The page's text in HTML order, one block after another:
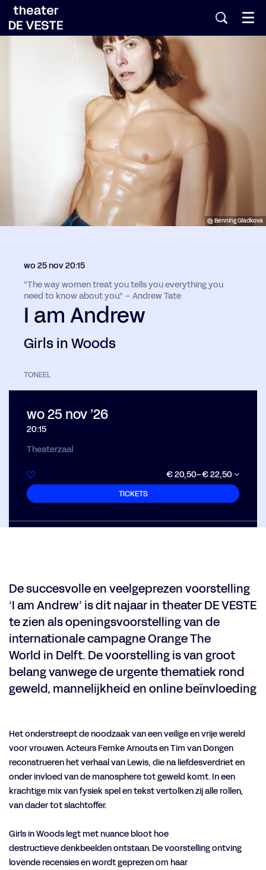
Menu
@ Benning Gladkova
I am Andrew
Girls in Woods
“The way women treat you tells you everything you
need to know about you.” – Andrew Tate
wo 25 nov20:15
TONEEL
wo 25 nov ’26
20:15
Theaterzaal
€ 20,50–€ 22,50
TICKETS
De succesvolle en veelgeprezen voorstelling
‘I am Andrew’ is dit najaar in theater DE VESTE
te zien als openingsvoorstelling van de
internationale campagne Orange The
World in Delft. De voorstelling is van groot
belang vanwege de urgente thematiek rond
geweld, mannelijkheid en online beïnvloeding
Het onderstreept de noodzaak van een veilige en vrije wereld
voor vrouwen. Acteurs Femke Arnouts en Tim van Dongen
reconstrueren het verhaal van Lewis, die na liefdesverdriet en
onder invloed van de manosphere tot geweld komt. In een
krachtige mix van fysiek spel en tekst vertolken zij alle rollen,
van dader tot slachtoffer.
Girls in Woods legt met nuance bloot hoe
destructieve denkbeelden ontstaan. De voorstelling ontving
lovende recensies en wordt geprezen om haar